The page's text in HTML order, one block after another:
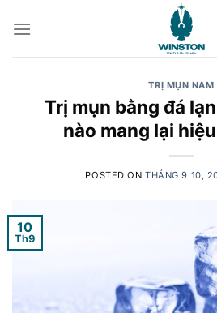
TRỊ MỤN NAM
Trị mụn bằng đá
nào mang lại
POSTED ONTHÁNG 9 10,
10
Th9